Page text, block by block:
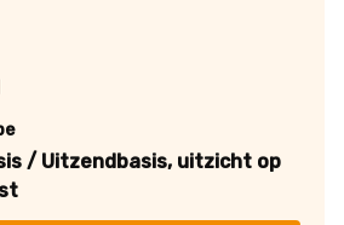
/ Uitzendbasis, uitzicht op